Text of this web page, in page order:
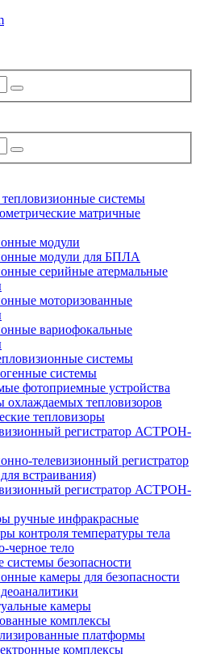
системы
матричные
модули
модули для БПЛА
серийные атермальные
моторизованные
вариофокальные
системы
системы
фотоприемные устройства
охлаждаемых тепловизоров
тепловизоры
регистратор АСТРОН-
телевизионный регистратор
встраивания)
регистратор АСТРОН-
ручные инфракрасные
контроля температуры тела
черное тело
безопасности
камеры для безопасности
камеры
комплексы
платформы
комплексы